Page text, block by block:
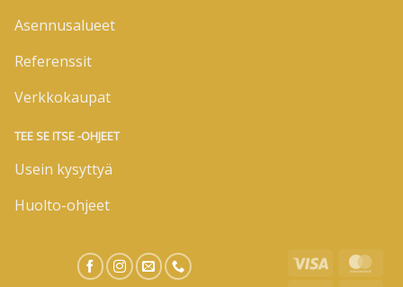
Asennusalueet
Referenssit
Verkkokaupat
TEE SE ITSE -OHJEET
Usein kysyttyä
Huolto-ohjeet
Visa